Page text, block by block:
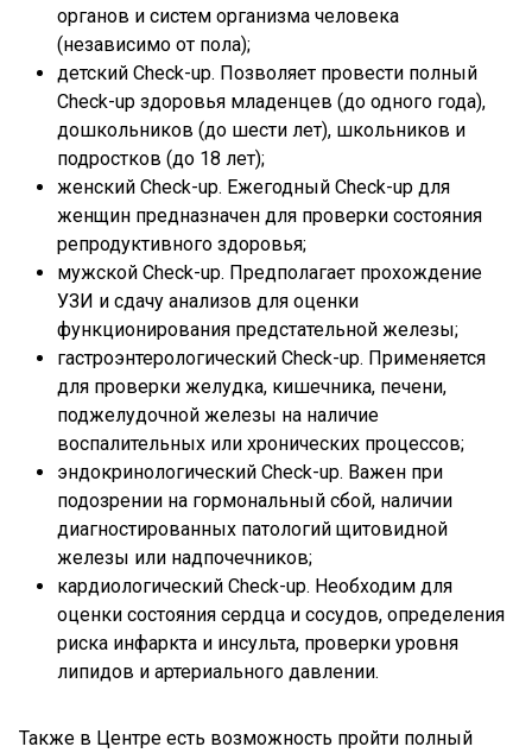
органов и систем организма человека
(независимо от пола);
детский Check-up. Позволяет провести полный
Check-up здоровья младенцев (до одного года),
дошкольников (до шести лет), школьников и
подростков (до 18 лет);
женский Check-up. Ежегодный Check-up для
женщин предназначен для проверки состояния
репродуктивного здоровья;
мужской Check-up. Предполагает прохождение
УЗИ и сдачу анализов для оценки
функционирования предстательной железы;
гастроэнтерологический Check-up. Применяется
для проверки желудка, кишечника, печени,
поджелудочной железы на наличие
воспалительных или хронических процессов;
эндокринологический Check-up. Важен при
подозрении на гормональный сбой, наличии
диагностированных патологий щитовидной
железы или надпочечников;
кардиологический Check-up. Необходим для
оценки состояния сердца и сосудов, определения
риска инфаркта и инсульта, проверки уровня
липидов и артериального давлении.
Также в Центре есть возможность пройти полный